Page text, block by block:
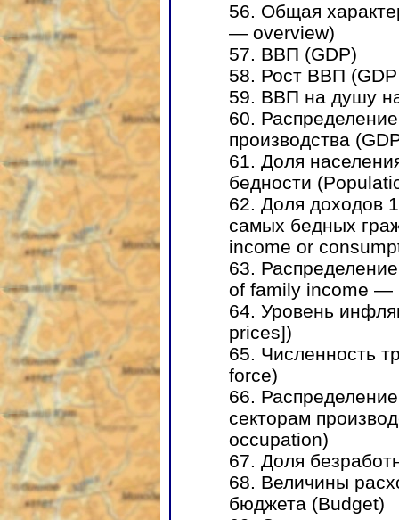
56. Общая
— overview)
57. ВВП (GDP)
58. Рост ВВП
59. ВВП на душу
60.
производства
61. Доля
бедности
62. Доля доходов
самых бедных
income or
63.
of family income —
64. Уровень
prices])
65. Численность
force)
66.
секторам
occupation)
67. Доля
68. Величины
бюджета (Budget)